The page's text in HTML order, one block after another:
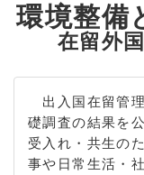
環境整備
在留外
出入国在留管
礎調査の結果を
受入れ・共生の
事や日常生活・